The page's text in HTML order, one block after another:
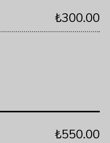
₺300.00
₺550.00